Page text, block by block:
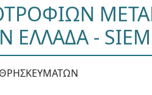
ΕΛΛΑΔΑ -
ΘΡΗΣΚΕΥΜΑΤΩΝ